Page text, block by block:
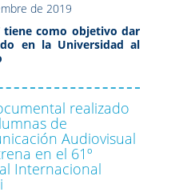
de 2019
tiene como objetivo dar
en la Universidad al
realizado
de
Audiovisual
en el 61º
Internacional